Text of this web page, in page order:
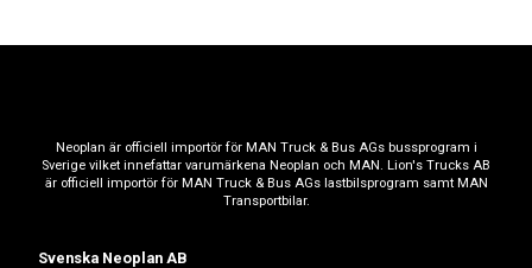
Neoplan är officiell importör för MAN Truck & Bus AGs bussprogram i
Sverige vilket innefattar varumärkena Neoplan och MAN. Lion's Trucks AB
är officiell importör för MAN Truck & Bus AGs lastbilsprogram samt MAN
Transportbilar.
Svenska Neoplan AB